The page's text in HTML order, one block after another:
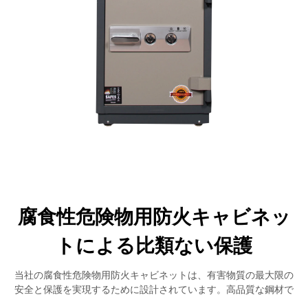
腐食性危険物用防火キャビネッ
トによる比類ない保護
当社の腐食性危険物用防火キャビネットは、有害物質の最大限の
安全と保護を実現するために設計されています。高品質な鋼材で